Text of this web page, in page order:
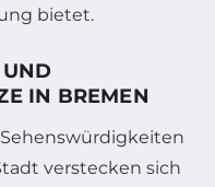
bietet.
UND
IN BREMEN
verstecken sich